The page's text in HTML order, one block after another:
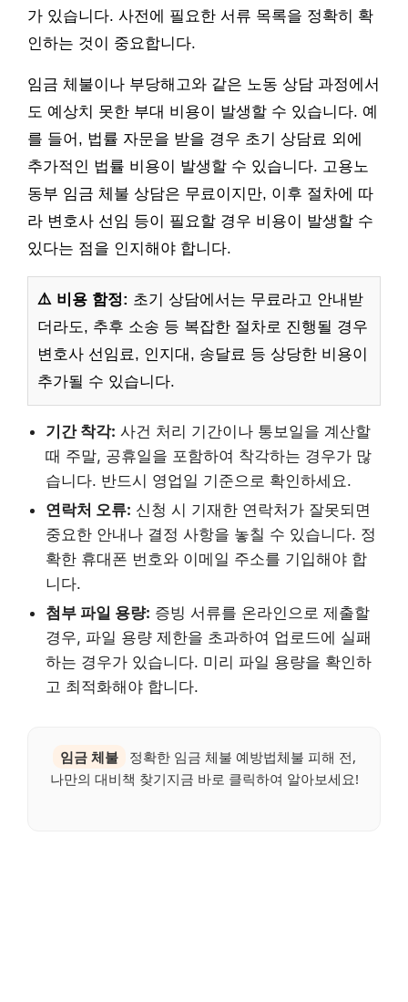
가 있습니다. 사전에 필요한 서류 목록을 정확히 확
인하는 것이 중요합니다.
임금 체불이나 부당해고와 같은 노동 상담 과정에서
도 예상치 못한 부대 비용이 발생할 수 있습니다. 예
를 들어, 법률 자문을 받을 경우 초기 상담료 외에
추가적인 법률 비용이 발생할 수 있습니다. 고용노
동부 임금 체불 상담은 무료이지만, 이후 절차에 따
라 변호사 선임 등이 필요할 경우 비용이 발생할 수
있다는 점을 인지해야 합니다.
⚠️ 비용 함정: 초기 상담에서는 무료라고 안내받
더라도, 추후 소송 등 복잡한 절차로 진행될 경우
변호사 선임료, 인지대, 송달료 등 상당한 비용이
추가될 수 있습니다.
기간 착각: 사건 처리 기간이나 통보일을 계산할
때 주말, 공휴일을 포함하여 착각하는 경우가 많
습니다. 반드시 영업일 기준으로 확인하세요.
연락처 오류: 신청 시 기재한 연락처가 잘못되면
중요한 안내나 결정 사항을 놓칠 수 있습니다. 정
확한 휴대폰 번호와 이메일 주소를 기입해야 합
니다.
첨부 파일 용량: 증빙 서류를 온라인으로 제출할
경우, 파일 용량 제한을 초과하여 업로드에 실패
하는 경우가 있습니다. 미리 파일 용량을 확인하
고 최적화해야 합니다.
임금 체불
정확한 임금 체불 예방법체불 피해 전,
나만의 대비책 찾기지금 바로 클릭하여 알아보세요!